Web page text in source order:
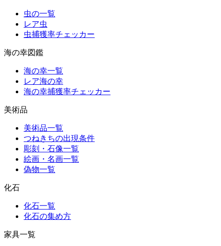
虫の一覧
レア虫
虫捕獲率チェッカー
海の幸図鑑
海の幸一覧
レア海の幸
海の幸捕獲率チェッカー
美術品
美術品一覧
つねきちの出現条件
彫刻・石像一覧
絵画・名画一覧
偽物一覧
化石
化石一覧
化石の集め方
家具一覧